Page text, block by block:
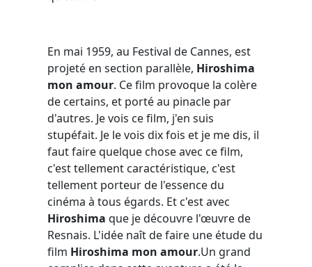
En mai 1959, au Festival de Cannes, est
projeté en section parallèle, Hiroshima
mon amour. Ce film provoque la colère
de certains, et porté au pinacle par
d'autres. Je vois ce film, j'en suis
stupéfait. Je le vois dix fois et je me dis, il
faut faire quelque chose avec ce film,
c'est tellement caractéristique, c'est
tellement porteur de l'essence du
cinéma à tous égards. Et c'est avec
Hiroshima que je découvre l'œuvre de
Resnais. L'idée naît de faire une étude du
film Hiroshima mon amour.Un grand